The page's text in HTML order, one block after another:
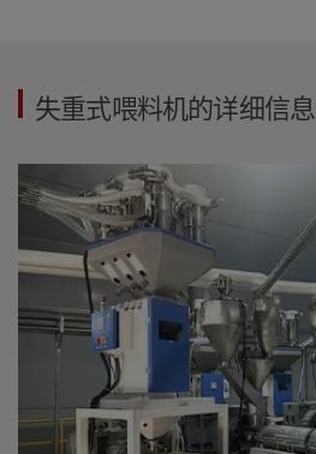
失重式喂料机的详细信息